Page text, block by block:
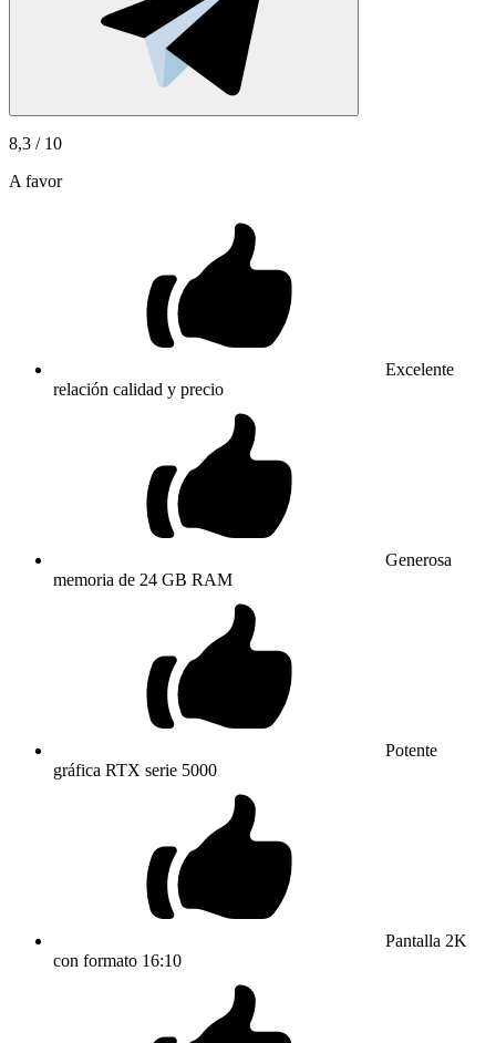
8,3 / 10
A favor
Excelente
relación calidad y precio
Generosa
memoria de 24 GB RAM
Potente
gráfica RTX serie 5000
Pantalla 2K
con formato 16:10